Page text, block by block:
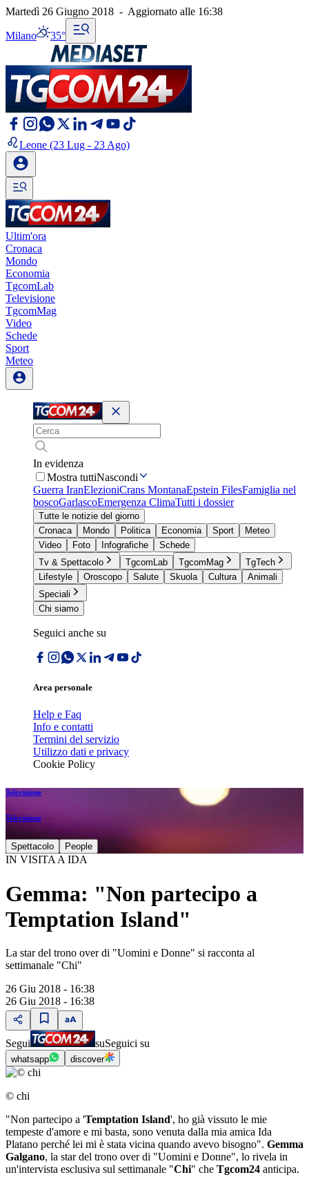
Martedì 26 Giugno 2018 - Aggiornato alle 16:38
Milano 35°
Leone (23 Lug - 23 Ago)
Ultim'ora
Cronaca
Mondo
Economia
TgcomLab
Televisione
TgcomMag
Video
Schede
Sport
Meteo
In evidenza
Mostra tuttiNascondi
Guerra IranElezioniCrans MontanaEpstein FilesFamiglia nel
boscoGarlascoEmergenza ClimaTutti i dossier
Tutte le notizie del giorno
Cronaca
Mondo Politica Economia Sport
Meteo
Video
Foto Infografiche
Schede
Tv & Spettacolo
TgcomLab TgcomMag
TgTech
Lifestyle
Oroscopo Salute Skuola Cultura
Animali
Speciali
Chi siamo
Seguici anche su
Area personale
Help e Faq
Info e contatti
Termini del servizio
Utilizzo dati e privacy
Cookie Policy
Televisione
Televisione
Spettacolo People
IN VISITA A IDA
Gemma: "Non partecipo a
Temptation Island"
La star del trono over di "Uomini e Donne" si racconta al
settimanale "Chi"
26 Giu 2018 - 16:38
26 Giu 2018 - 16:38
Segui suSeguici su
whatsapp discover
© chi
"Non partecipo a 'Temptation Island', ho già vissuto le mie
tempeste d'amore e mi basta, sono venuta dalla mia amica Ida
Platano perché lei mi è stata vicina quando avevo bisogno". Gemma
Galgano, la star del trono over di "Uomini e Donne", lo rivela in
un'intervista esclusiva sul settimanale "Chi" che Tgcom24 anticipa.